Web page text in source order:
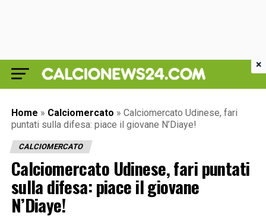
Home » Calciomercato » Calciomercato Udinese, fari
puntati sulla difesa: piace il giovane N’Diaye!
CALCIOMERCATO
Calciomercato Udinese, fari puntati
sulla difesa: piace il giovane
N’Diaye!
×